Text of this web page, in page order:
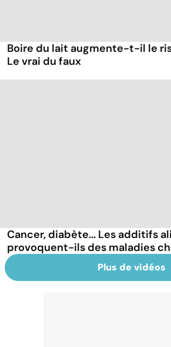
Boire du lait augmente-t-il le
Le vrai du faux
Cancer, diabète... Les additifs
provoquent-ils des maladies
Plus de vidéos